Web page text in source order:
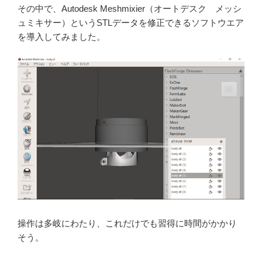
その中で、Autodesk Meshmixier（オートデスク メッシ
ュミキサー）というSTLデータを修正できるソフトウエア
を導入してみました。
操作は多岐にわたり、これだけでも習得に時間がかかり
そう。